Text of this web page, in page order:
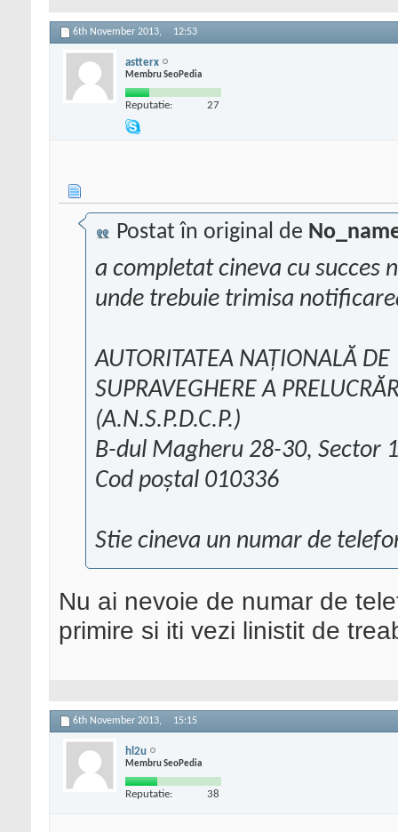
6th November 2013, 12:53
astterx
Membru SeoPedia
Reputatie: 27
Postat în original de
a completat cineva cu succes
unde trebuie trimisa
AUTORITATEA NAȚIONALĂ DE
SUPRAVEGHERE A
(A.N.S.P.D.C.P.)
B-dul Magheru 28-30, Sector
Cod poștal 010336
Stie cineva un numar de
Nu ai nevoie de numar de
primire si iti vezi linistit de
6th November 2013, 15:15
hl2u
Membru SeoPedia
Reputatie: 38